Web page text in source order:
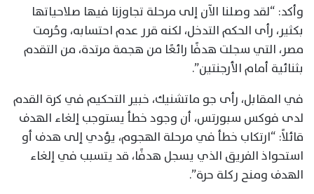
وأكد: “لقد وصلنا الآن إلى مرحلة تجاوزنا فيها صلاحياتها
بكثير، رأى الحكم التدخل، لكنه قرر عدم احتسابه، وحُرمت
مصر، التي سجلت هدفًا رائعًا من هجمة مرتدة، من التقدم
بثنائية أمام الأرجنتين”.
في المقابل، رأى جو ماتشنيك، خبير التحكيم في كرة القدم
لدى فوكس سبورتس، أن وجود خطأ يستوجب إلغاء الهدف
قائلاً: “ارتكاب خطأ في مرحلة الهجوم، يؤدي إلى هدف أو
استحواذ الفريق الذي يسجل هدفًا، قد يتسبب في إلغاء
الهدف ومنح ركلة حرة”.